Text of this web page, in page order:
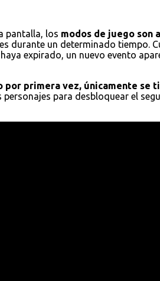
pantalla, los modos de juego son
durante un determinado tiempo.
expirado, un nuevo evento
por primera vez, únicamente se
para desbloquear el